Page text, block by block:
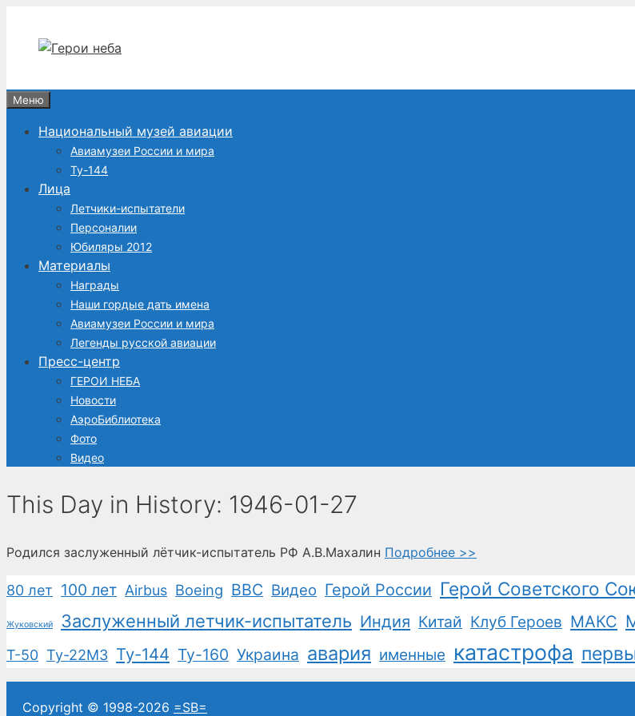
содержимому
Меню
Национальный музей авиации
Авиамузеи России и мира
Ту-144
Лица
Летчики-испытатели
Персоналии
Юбиляры 2012
Материалы
Награды
Наши гордые дать имена
Авиамузеи России и мира
Легенды русской авиации
Пресс-центр
ГЕРОИ НЕБА
Новости
АэроБиблиотека
Фото
Видео
This Day in History: 1946-01-27
Родился заслуженный лётчик-испытатель РФ А.В.Махалин Подробнее >>
80 лет 100 лет Airbus Boeing ВВС Видео Герой России Герой Советского
Жуковский Заслуженный летчик-испытатель Индия Китай Клуб Героев МАКС
Т-50 Ту-22М3 Ту-144 Ту-160 Украина авария именные катастрофа
Copyright © 1998-2026 =SB=